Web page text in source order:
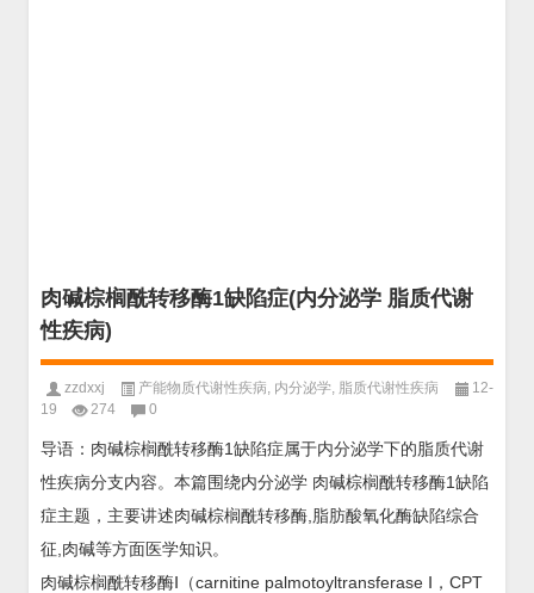
肉碱棕榈酰转移酶1缺陷症(内分泌学 脂质代谢
性疾病)
zzdxxj 产能物质代谢性疾病, 内分泌学, 脂质代谢性疾病
12-
19
274 0
导语：肉碱棕榈酰转移酶1缺陷症属于内分泌学下的脂质代谢
性疾病分支内容。本篇围绕内分泌学 肉碱棕榈酰转移酶1缺陷
症主题，主要讲述肉碱棕榈酰转移酶,脂肪酸氧化酶缺陷综合
征,肉碱等方面医学知识。
肉碱棕榈酰转移酶Ⅰ（carnitine palmotoyltransferase Ⅰ，CPT